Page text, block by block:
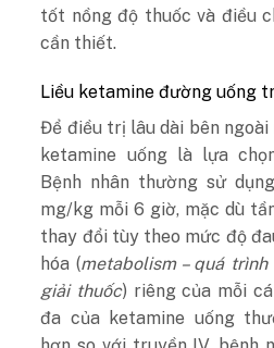
tốt nồng độ thuốc và điều
cần thiết.
Liều ketamine đường uống
Để điều trị lâu dài bên
ketamine uống là lựa
Bệnh nhân thường sử
mg/kg mỗi 6 giờ, mặc dù
thay đổi tùy theo mức độ
hóa (metabolism – quá
giải thuốc) riêng của mỗi
đa của ketamine uống